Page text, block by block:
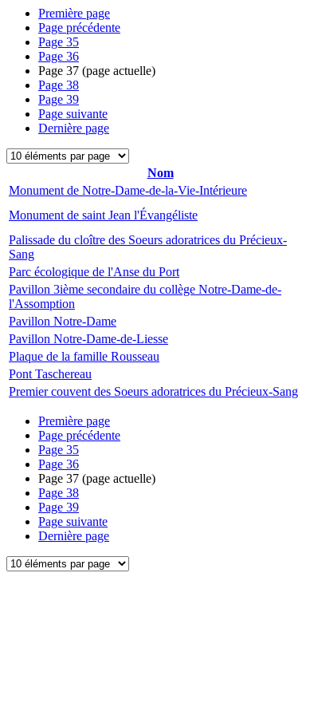
Première page
Page précédente
Page 35
Page 36
Page 37 (page actuelle)
Page 38
Page 39
Page suivante
Dernière page
Nom
Monument de Notre-Dame-de-la-Vie-Intérieure
Monument de saint Jean l'Évangéliste
Palissade du cloître des Soeurs adoratrices du Précieux-
Sang
Parc écologique de l'Anse du Port
Pavillon 3ième secondaire du collège Notre-Dame-de-
l'Assomption
Pavillon Notre-Dame
Pavillon Notre-Dame-de-Liesse
Plaque de la famille Rousseau
Pont Taschereau
Premier couvent des Soeurs adoratrices du Précieux-Sang
Première page
Page précédente
Page 35
Page 36
Page 37 (page actuelle)
Page 38
Page 39
Page suivante
Dernière page